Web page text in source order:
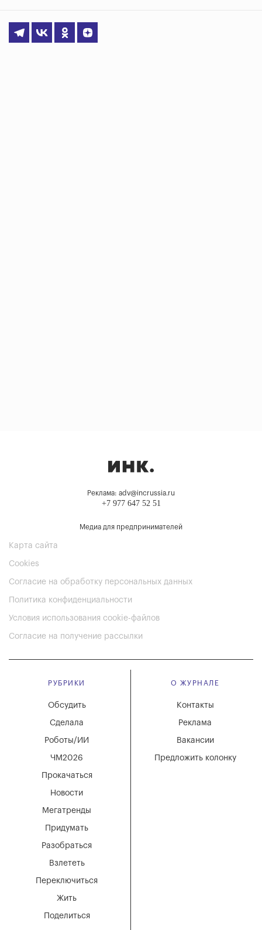
Реклама: adv@incrussia.ru
+7 977 647 52 51
Медиа для предпринимателей
Карта сайта
Cookies
Согласие на обработку персональных данных
Политика конфиденциальности
Условия использования cookie-файлов
Согласие на получение рассылки
РУБРИКИ
Мегатренды
Придумать
Разобраться
Взлететь
Новости
Переключиться
Жить
Поделиться
Обсудить
Сделала
Роботы/ИИ
ЧМ2026
Прокачаться
О ЖУРНАЛЕ
Вакансии
Реклама
Контакты
Предложить колонку